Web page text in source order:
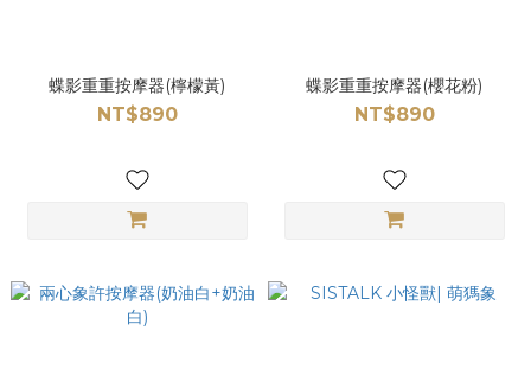
蝶影重重按摩器(檸檬黃)
NT$890
蝶影重重按摩器(櫻花粉)
NT$890